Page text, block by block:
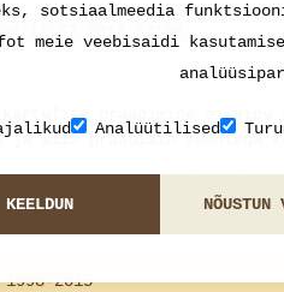
11.07.2017 22:08
kartulite praadimine ei kipu
ja siis praadisin seentega
2015
sotsiaalmeedia
meie veebisaidi
Analüütilised
KEELDUN NÕUSTUN